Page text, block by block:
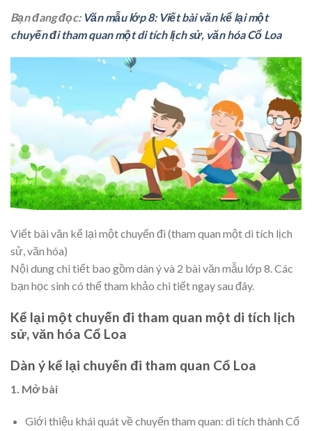
Bạn đang đọc: Văn mẫu lớp 8: Viết bài văn kể lại một
chuyến đi tham quan một di tích lịch sử, văn hóa Cổ Loa
Viết bài văn kể lại một chuyến đi (tham quan một di tích lịch
sử, văn hóa)
Nội dung chi tiết bao gồm dàn ý và 2 bài văn mẫu lớp 8. Các
bạn học sinh có thể tham khảo chi tiết ngay sau đây.
Kể lại một chuyến đi tham quan một di tích lịch
sử, văn hóa Cổ Loa
Dàn ý kể lại chuyến đi tham quan Cổ Loa
1. Mở bài
Giới thiệu khái quát về chuyến tham quan: di tích thành Cổ